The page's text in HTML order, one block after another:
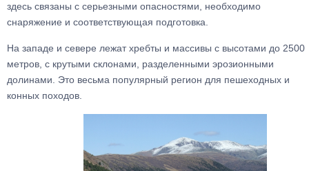
здесь связаны с серьезными опасностями, необходимо
снаряжение и соответствующая подготовка.
На западе и севере лежат хребты и массивы с высотами до 2500
метров, с крутыми склонами, разделенными эрозионными
долинами. Это весьма популярный регион для пешеходных и
конных походов.